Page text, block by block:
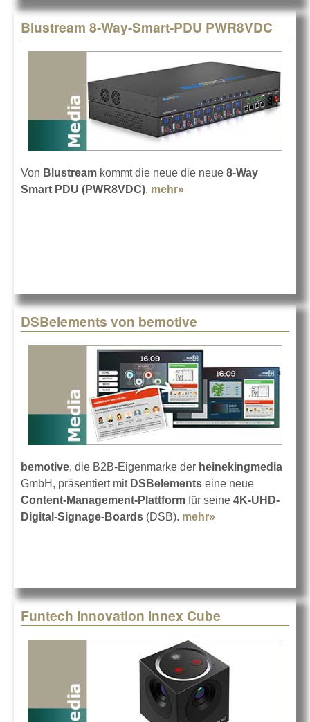
Blustream 8-Way-Smart-PDU PWR8VDC
Von Blustream kommt die neue die neue 8-Way
Smart PDU (PWR8VDC). mehr»
DSBelements von bemotive
bemotive, die B2B-Eigenmarke der heinekingmedia
GmbH, präsentiert mit DSBelements eine neue
Content-Management-Plattform für seine 4K-UHD-
Digital-Signage-Boards (DSB). mehr»
Funtech Innovation Innex Cube